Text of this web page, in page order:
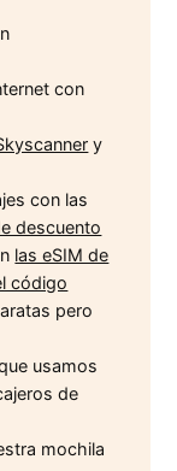
con
y
con las
descuento
las eSIM de
código
pero
usamos
de
mochila